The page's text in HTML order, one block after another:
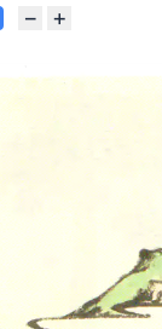
− +